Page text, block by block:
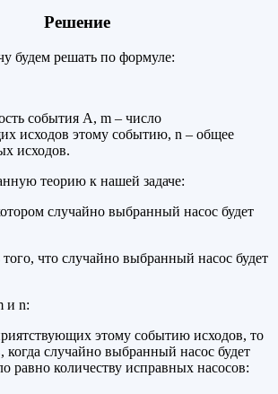
Решение
будем решать по формуле:
события А, m – число
исходов этому событию, n – общее
исходов.
теорию к нашей задаче:
случайно выбранный насос будет
что случайно выбранный насос будет
и n:
этому событию исходов, то
когда случайно выбранный насос будет
равно количеству исправных насосов: